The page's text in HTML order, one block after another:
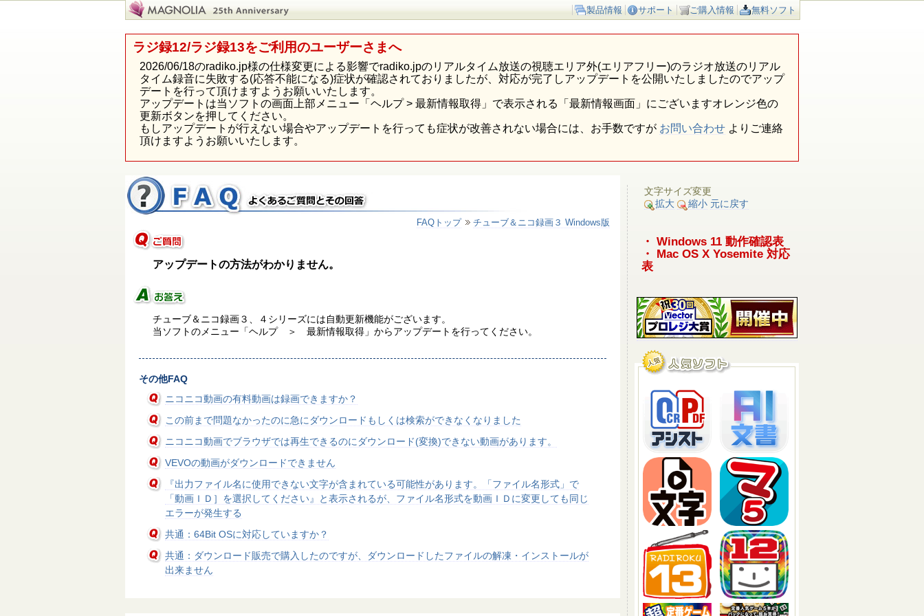
製品情報 サポート ご購入情報 無料ソフト
ラジ録12/ラジ録13をご利用のユーザーさまへ
2026/06/18のradiko.jp様の仕様変更による影響でradiko.jpのリアルタイム放送の視聴エリア外(エリアフリー)のラジオ放送のリアル
タイム録音に失敗する(応答不能になる)症状が確認されておりましたが、対応が完了しアップデートを公開いたしましたのでアップ
デートを行って頂けますようお願いいたします。
アップデートは当ソフトの画面上部メニュー「ヘルプ > 最新情報取得」で表示される「最新情報画面」にございますオレンジ色の
更新ボタンを押してください。
もしアップデートが行えない場合やアップデートを行っても症状が改善されない場合には、お手数ですが お問い合わせ よりご連絡
頂けますようお願いいたします。
FAQトップ チューブ＆ニコ録画３ Windows版
アップデートの方法がわかりません。
チューブ＆ニコ録画３、４シリーズには自動更新機能がございます。
当ソフトのメニュー「ヘルプ ＞ 最新情報取得」からアップデートを行ってください。
その他FAQ
ニコニコ動画の有料動画は録画できますか？
この前まで問題なかったのに急にダウンロードもしくは検索ができなくなりました
ニコニコ動画でブラウザでは再生できるのにダウンロード(変換)できない動画があります。
VEVOの動画がダウンロードできません
『出力ファイル名に使用できない文字が含まれている可能性があります。「ファイル名形式」で
「動画ＩＤ］を選択してください』と表示されるが、ファイル名形式を動画ＩＤに変更しても同じ
エラーが発生する
共通：64Bit OSに対応していますか？
共通：ダウンロード販売で購入したのですが、ダウンロードしたファイルの解凍・インストールが
出来ません
文字サイズ変更
拡大
縮小 元に戻す
・ Windows 11 動作確認表
・ Mac OS X Yosemite 対応
表